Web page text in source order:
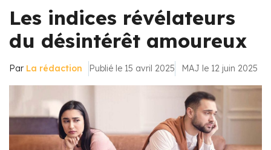
Les indices révélateurs
du désintérêt amoureux
Par La rédaction Publié le 15 avril 2025 MAJ le 12 juin 2025